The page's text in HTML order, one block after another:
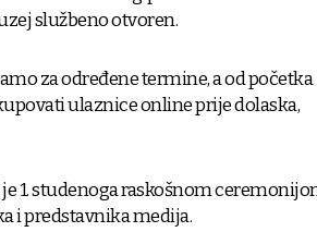
službeno otvoren.
za određene termine, a od početka
ulaznice online prije dolaska,
1. studenoga raskošnom
i predstavnika medija.